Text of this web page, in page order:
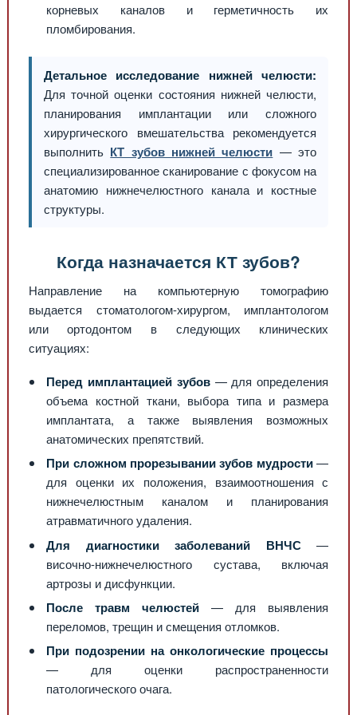
корневых каналов и герметичность их
пломбирования.
Детальное исследование нижней челюсти:
Для точной оценки состояния нижней челюсти,
планирования имплантации или сложного
хирургического вмешательства рекомендуется
выполнить КТ зубов нижней челюсти — это
специализированное сканирование с фокусом на
анатомию нижнечелюстного канала и костные
структуры.
Когда назначается КТ зубов?
Направление на компьютерную томографию
выдается стоматологом-хирургом, имплантологом
или ортодонтом в следующих клинических
ситуациях:
Перед имплантацией зубов— для определения
объема костной ткани, выбора типа и размера
имплантата, а также выявления возможных
анатомических препятствий.
При сложном прорезывании зубов мудрости—
для оценки их положения, взаимоотношения с
нижнечелюстным каналом и планирования
атравматичного удаления.
Для диагностики заболеваний ВНЧС—
височно-нижнечелюстного сустава, включая
артрозы и дисфункции.
После травм челюстей — для выявления
переломов, трещин и смещения отломков.
При подозрении на онкологические процессы
— для оценки распространенности
патологического очага.